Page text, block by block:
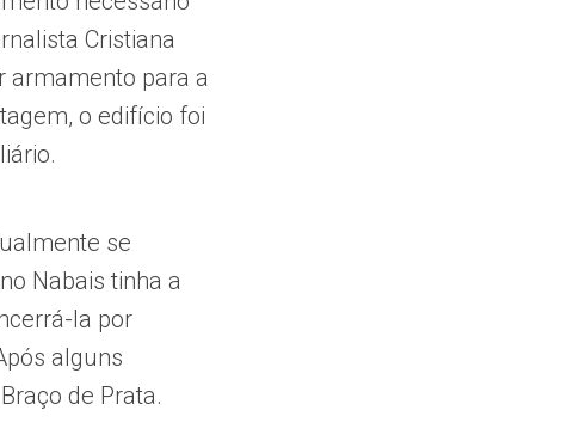
Cristiana
armamento para a
o edifício foi
se
Nabais tinha a
la por
alguns
de Prata.